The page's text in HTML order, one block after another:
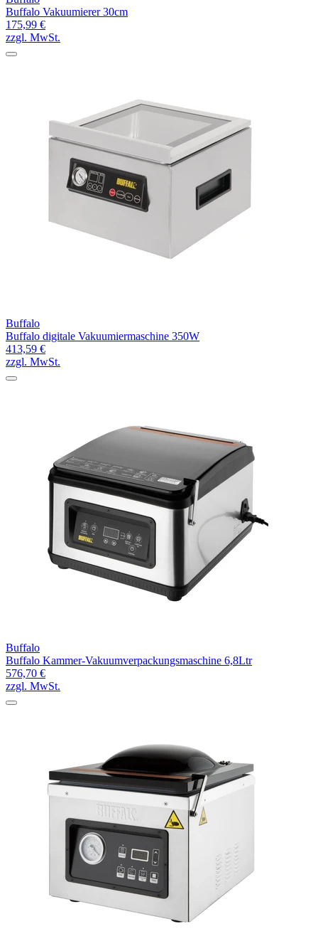
Buffalo Vakuumierer 30cm
175,99 €
zzgl. MwSt.
Buffalo
Buffalo digitale Vakuumiermaschine 350W
413,59 €
zzgl. MwSt.
Buffalo
Buffalo Kammer-Vakuumverpackungsmaschine 6,8Ltr
576,70 €
zzgl. MwSt.